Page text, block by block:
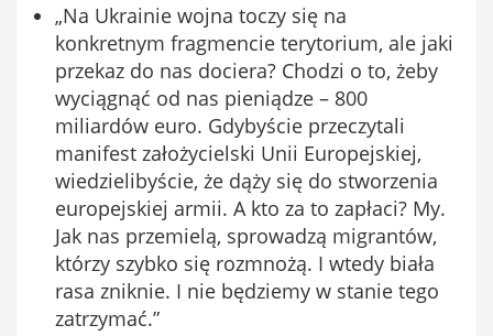
„Na Ukrainie wojna toczy się na
konkretnym fragmencie terytorium, ale jaki
przekaz do nas dociera? Chodzi o to, żeby
wyciągnąć od nas pieniądze – 800
miliardów euro. Gdybyście przeczytali
manifest założycielski Unii Europejskiej,
wiedzielibyście, że dąży się do stworzenia
europejskiej armii. A kto za to zapłaci? My.
Jak nas przemielą, sprowadzą migrantów,
którzy szybko się rozmnożą. I wtedy biała
rasa zniknie. I nie będziemy w stanie tego
zatrzymać.”